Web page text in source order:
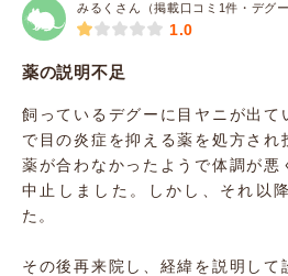
みるくさん（掲載口コミ1件・デグー
1.0
薬の説明不足
飼っているデグーに目ヤニが出て
で目の炎症を抑える薬を処方され
薬が合わなかったようで体調が悪
中止しました。しかし、それ以
た。
その後再来院し、経緯を説明して